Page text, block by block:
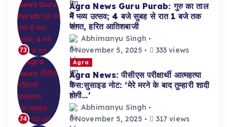
73
Agra News Guru Purab: गुरु का ताल
में भव्य उत्सव; 4 बजे सुबह से रात 1 बजे तक
संगत, हरित आतिशबाजी
Abhimanyu Singh
November 5, 2025
333 views
74
Agra
Agra News: पीसीएस परीक्षार्थी आत्महत्या
केस:सुसाइड नोट: ‘मेरे मरने के बाद तुम्हारी शादी
होगी…’
Abhimanyu Singh
November 5, 2025
317 views